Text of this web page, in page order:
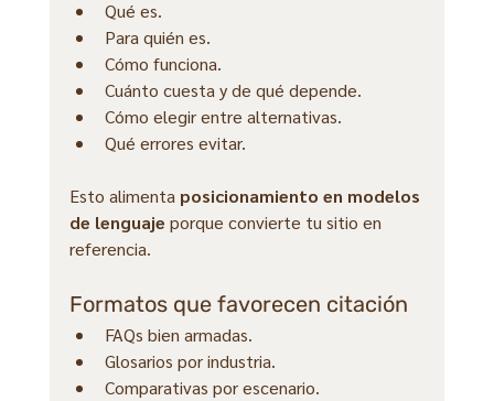
Qué es.
Para quién es.
Cómo funciona.
Cuánto cuesta y de qué depende.
Cómo elegir entre alternativas.
Qué errores evitar.
Esto alimenta posicionamiento en modelos
de lenguaje porque convierte tu sitio en
referencia.
Formatos que favorecen citación
FAQs bien armadas.
Glosarios por industria.
Comparativas por escenario.